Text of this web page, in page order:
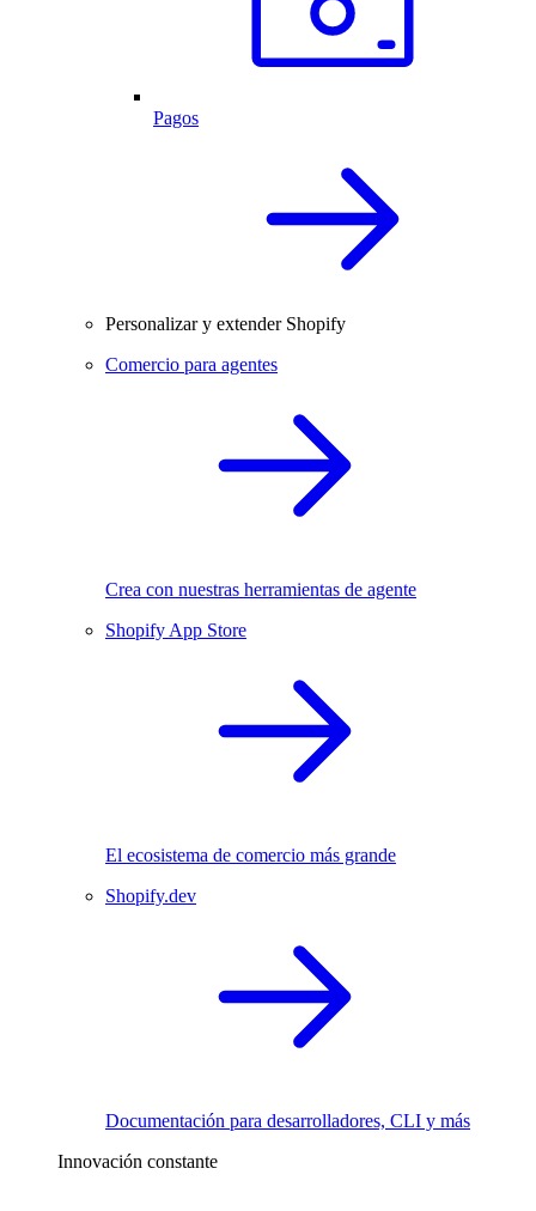
Pagos
Personalizar y extender Shopify
Comercio para agentes
Crea con nuestras herramientas de agente
Shopify App Store
El ecosistema de comercio más grande
Shopify.dev
Documentación para desarrolladores, CLI y más
Innovación constante